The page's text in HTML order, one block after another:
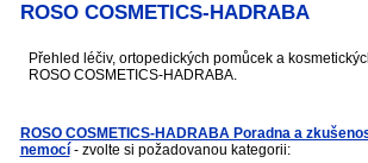
ROSO COSMETICS-HADRABA
Přehled léčiv, ortopedických pomůcek a
ROSO COSMETICS-HADRABA.
ROSO COSMETICS-HADRABA Poradna a
nemocí - zvolte si požadovanou kategorii: